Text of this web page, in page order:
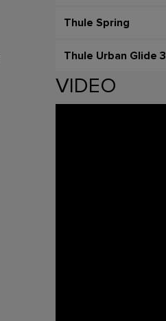
Thule Spring
Thule Urban Glide 3
VIDEO